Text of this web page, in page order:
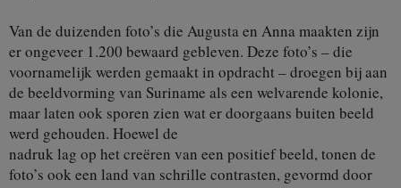
Van de duizenden foto’s die Augusta en Anna maakten zijn
er ongeveer 1.200 bewaard gebleven. Deze foto’s – die
voornamelijk werden gemaakt in opdracht – droegen bij aan
de beeldvorming van Suriname als een welvarende kolonie,
maar laten ook sporen zien wat er doorgaans buiten beeld
werd gehouden. Hoewel de
nadruk lag op het creëren van een positief beeld, tonen de
foto’s ook een land van schrille contrasten, gevormd door